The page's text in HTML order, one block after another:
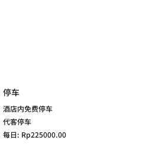
停车
酒店内免费停车
代客停车
每日: Rp225000.00